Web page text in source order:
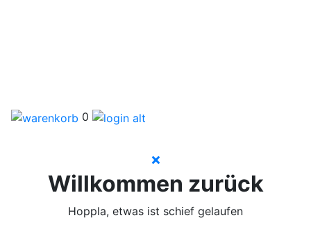
0
Willkommen zurück
Hoppla, etwas ist schief gelaufen